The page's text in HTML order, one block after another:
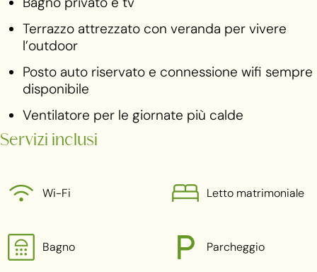
Terrazzo attrezzato con veranda per vivere
l’outdoor
Posto auto riservato e connessione wifi sempre
disponibile
Ventilatore per le giornate più calde
Servizi inclusi
Wi-Fi Letto matrimoniale
Bagno Parcheggio